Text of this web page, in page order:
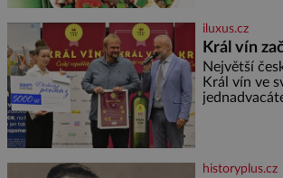
cibule 2 lžíce
iluxus.cz
Král vín
Největší
Král vín ve
historyplus.cz